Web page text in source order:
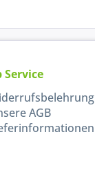
Service
AGB